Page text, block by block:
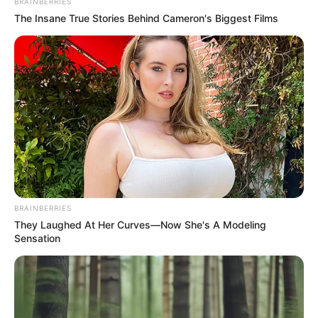
No realice quemas de basura o vegetación.
No arroje colillas de cigarrillo enzonas verdes o
secas.
Reporte de inmediato cualquier conato de incendio
a las autoridades.
Recomendaciones ante el inicio de latemporada de
lluvias
Limpie canales, bajantes, desagües y canaletas
para evitar represamientos e inundaciones.
No arroje basura a calles, caños o cuerpos de agua,
ya que puede obstruir el drenaje.
Revise el estado de techos, ventanas y cubiertas
para prevenir filtraciones.
Tenga listo un kit de emergencia con linterna, pilas,
radio, agua potable y documentos importantes
protegidos.
Evite cruzar calles inundadas o corrientes de agua,
incluso si parecen poco profundas.
Manténgase atento a los pronósticos y alertas
meteorológicas emitidos por el Ideam
y las
The Insane True Stories Behind Cameron's Biggest Films
BRAINBERRIES
They Laughed At Her Curves—Now She's A Modeling
Sensation